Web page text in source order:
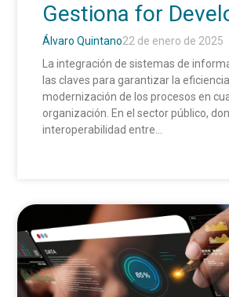
Gestiona for
Álvaro Quintano22 de enero de 2025
La integración de sistemas de
las claves para garantizar la
modernización de los procesos en
organización. En el sector público,
interoperabilidad entre...